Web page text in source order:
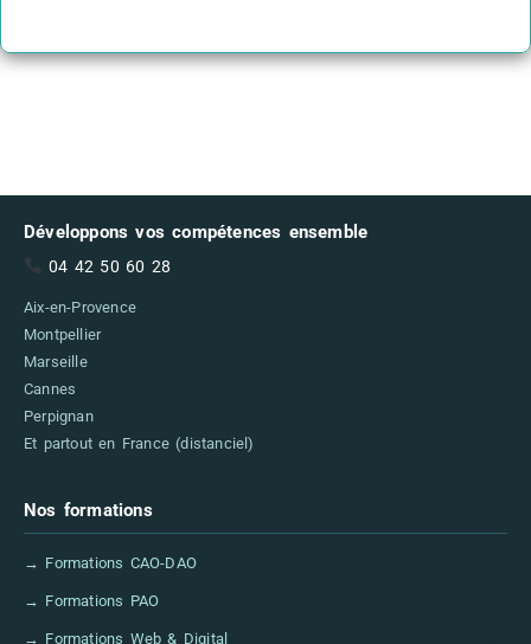
Développons vos compétences ensemble
04 42 50 60 28
Aix-en-Provence
Montpellier
Marseille
Cannes
Perpignan
Et partout en France (distanciel)
Nos formations
→ Formations CAO-DAO
→ Formations PAO
→ Formations Web & Digital